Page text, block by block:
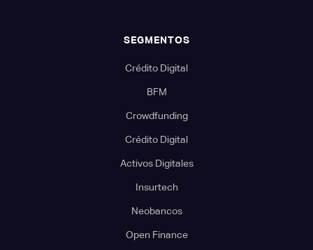
SEGMENTOS
Crédito Digital
BFM
Crowdfunding
Crédito Digital
Activos Digitales
Insurtech
Neobancos
Open Finance